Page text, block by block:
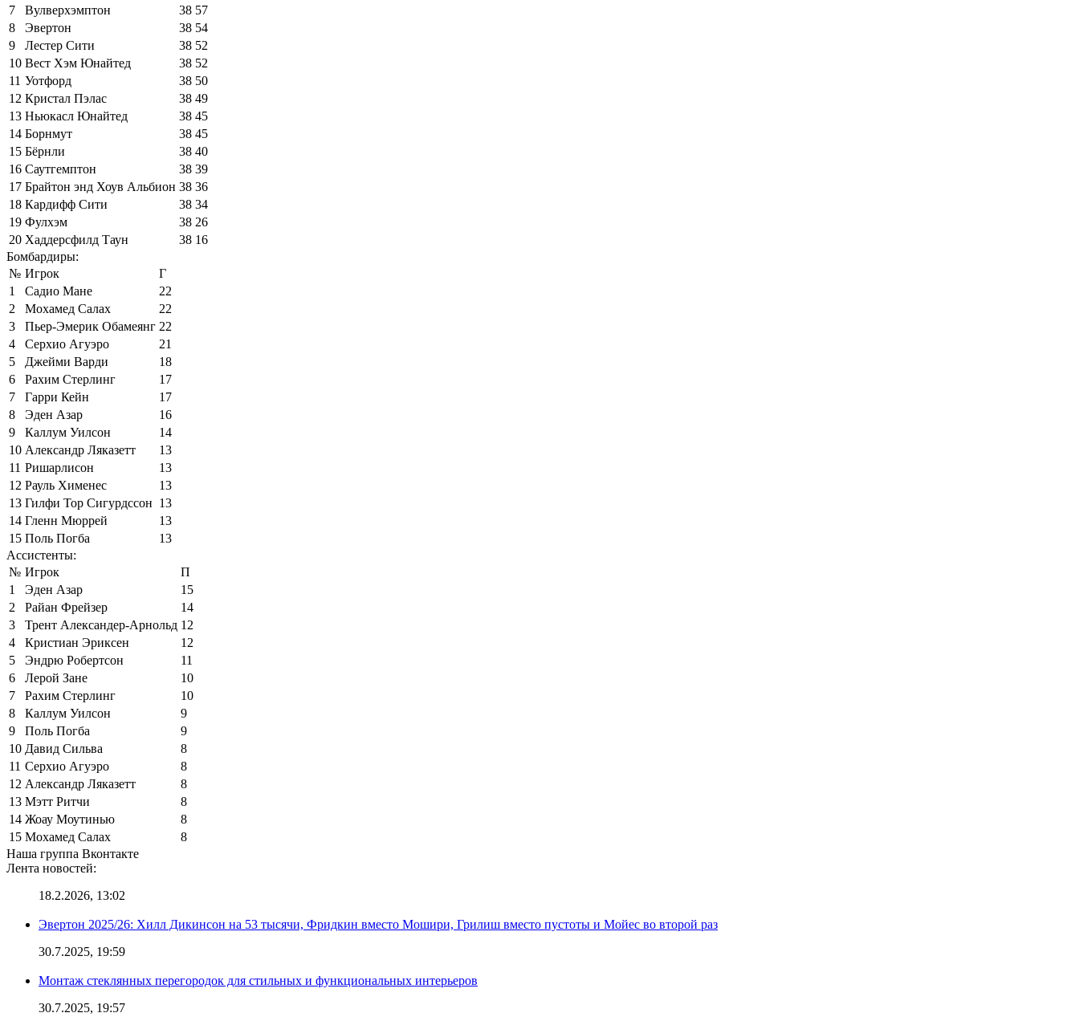
7
Вулверхэмптон 38 57
8
Эвертон 38 54
9
Лестер Сити 38 52
10 Вест Хэм Юнайтед 38 52
11 Уотфорд 38 50
12 Кристал Пэлас 38 49
13 Ньюкасл Юнайтед 38 45
14 Борнмут 38 45
15 Бёрнли 38 40
16 Саутгемптон 38 39
17 Брайтон энд Хоув Альбион 38 36
18 Кардифф Сити 38 34
19 Фулхэм 38 26
20 Хаддерсфилд Таун 38 16
Бомбардиры:
№ Игрок
Г
1
Садио Мане
22
2
Мохамед Салах
22
3
Пьер-Эмерик Обамеянг 22
4
Серхио Агуэро
21
5
Джейми Варди
18
6
Рахим Стерлинг
17
7
Гарри Кейн
17
8
Эден Азар
16
9
Каллум Уилсон
14
10 Александр Ляказетт
13
11 Ришарлисон
13
12 Рауль Хименес
13
13 Гилфи Тор Сигурдссон 13
14 Гленн Мюррей
13
15 Поль Погба
13
Ассистенты:
№ Игрок
П
1
Эден Азар
15
2
Райан Фрейзер
14
3
Трент Александер-Арнольд 12
4
Кристиан Эриксен
12
5
Эндрю Робертсон
11
6
Лерой Зане
10
7
Рахим Стерлинг
10
8
Каллум Уилсон
9
9
Поль Погба
9
10 Давид Сильва
8
11 Серхио Агуэро
8
12 Александр Ляказетт
8
13 Мэтт Ритчи
8
14 Жоау Моутинью
8
15 Мохамед Салах
8
Наша группа Вконтакте
Лента новостей:
18.2.2026, 13:02
Эвертон 2025/26: Хилл Дикинсон на 53 тысячи, Фридкин вместо Мошири, Грилиш вместо пустоты и Мойес во второй раз
30.7.2025, 19:59
Монтаж стеклянных перегородок для стильных и функциональных интерьеров
30.7.2025, 19:57